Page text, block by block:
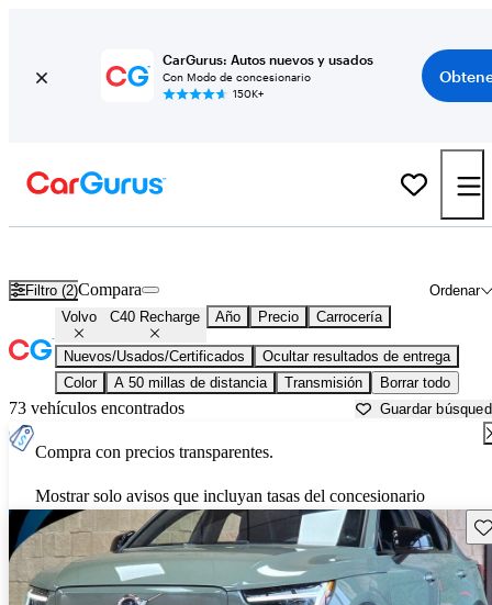
CarGurus: Autos nuevos y usados
Con Modo de concesionario
150K+
Filtro (2) Ordenar
Compara
Volvo C40 Recharge Año Precio Carrocería
Nuevos/Usados/Certificados
Ocultar resultados de entrega
Color
A 50 millas de distancia Transmisión Borrar todo
73 vehículos encontrados Guardar
Compra con precios transparentes.
Mostrar solo avisos que incluyan tasas del concesionario